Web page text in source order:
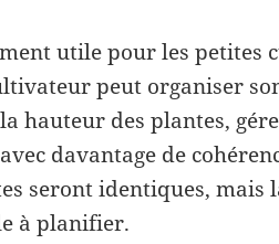
utile pour les petites
peut organiser
hauteur des plantes,
davantage de
seront identiques, mais
à planifier.